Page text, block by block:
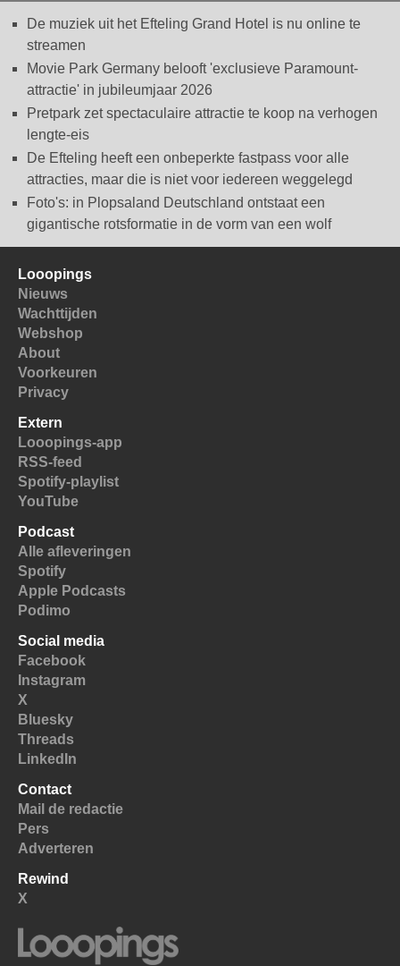
De muziek uit het Efteling Grand Hotel is nu online te
streamen
Movie Park Germany belooft 'exclusieve Paramount-
attractie' in jubileumjaar 2026
Pretpark zet spectaculaire attractie te koop na verhogen
lengte-eis
De Efteling heeft een onbeperkte fastpass voor alle
attracties, maar die is niet voor iedereen weggelegd
Foto's: in Plopsaland Deutschland ontstaat een
gigantische rotsformatie in de vorm van een wolf
Looopings
Nieuws
Wachttijden
Webshop
About
Voorkeuren
Privacy
Extern
Looopings-app
RSS-feed
Spotify-playlist
YouTube
Podcast
Alle afleveringen
Spotify
Apple Podcasts
Podimo
Social media
Facebook
Instagram
X
Bluesky
Threads
LinkedIn
Contact
Mail de redactie
Pers
Adverteren
Rewind
X